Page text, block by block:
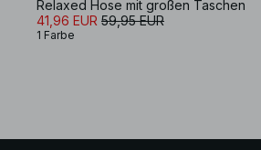
Relaxed Hose mit großen Taschen
41,96 EUR 59,95 EUR
1 Farbe